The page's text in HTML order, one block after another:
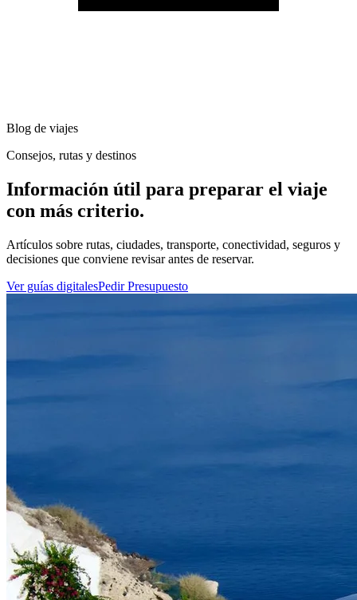
Blog de viajes
Consejos, rutas y destinos
Información útil para preparar el viaje
con más criterio.
Artículos sobre rutas, ciudades, transporte, conectividad, seguros y
decisiones que conviene revisar antes de reservar.
Ver guías digitalesPedir Presupuesto